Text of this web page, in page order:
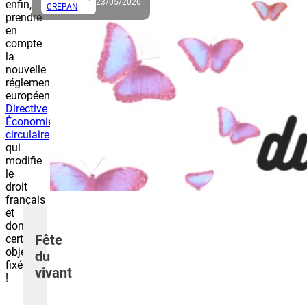
enfin,
prendre
en
compte
la
nouvelle
réglementation
européenne
Directive
Économie
circulaire
qui
modifie
le
droit
français
et
donc
certains
objectifs
fixés
!
Fête
du
vivant
CREPAN
23/05/2026